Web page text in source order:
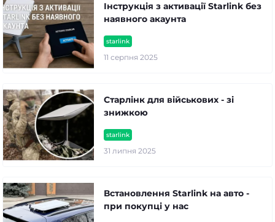
starlink
11 серпня 2025
Інструкція з активації Starlink без
наявного акаунта
starlink
31 липня 2025
Старлінк для військових - зі
знижкою
Встановлення Starlink на авто -
при покупці у нас